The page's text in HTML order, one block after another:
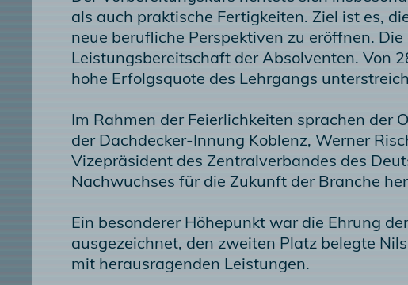
als auch praktische Fertigkeiten. Ziel ist es,
neue berufliche Perspektiven zu eröffnen.
Leistungsbereitschaft der Absolventen. Von
hohe Erfolgsquote des Lehrgangs
Im Rahmen der Feierlichkeiten sprachen der
der Dachdecker-Innung Koblenz, Werner
Vizepräsident des Zentralverbandes des
Nachwuchses für die Zukunft der Branche
Ein besonderer Höhepunkt war die Ehrung
ausgezeichnet, den zweiten Platz belegte
mit herausragenden Leistungen.